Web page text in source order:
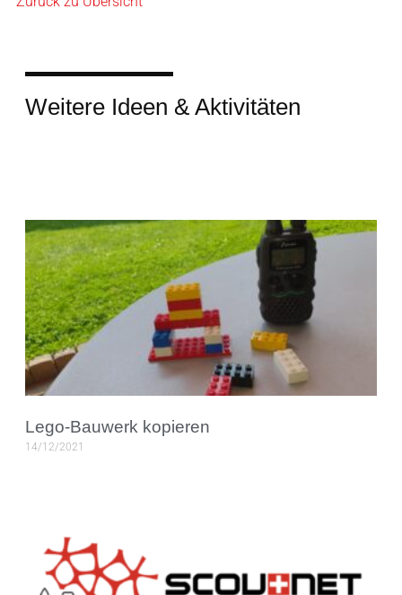
Weitere Ideen & Aktivitäten
Lego-Bauwerk kopieren
14/12/2021